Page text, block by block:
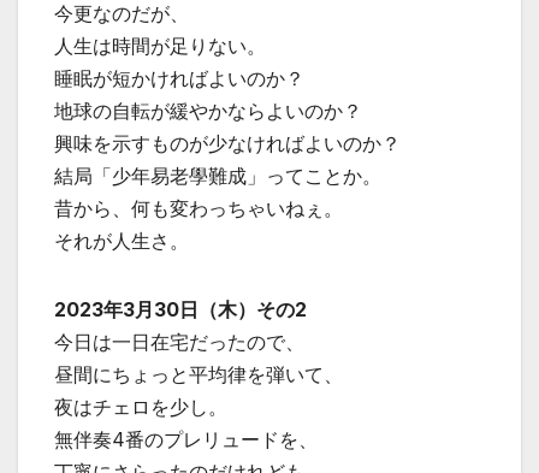
今更なのだが、
人生は時間が足りない。
睡眠が短かければよいのか？
地球の自転が緩やかならよいのか？
興味を示すものが少なければよいのか？
結局「少年易老學難成」ってことか。
昔から、何も変わっちゃいねぇ。
それが人生さ。
2023年3月30日（木）その2
今日は一日在宅だったので、
昼間にちょっと平均律を弾いて、
夜はチェロを少し。
無伴奏4番のプレリュードを、